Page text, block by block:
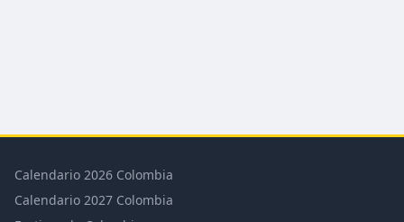
Calendario 2026 Colombia
Calendario 2027 Colombia